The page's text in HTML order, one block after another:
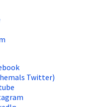
Twitter)